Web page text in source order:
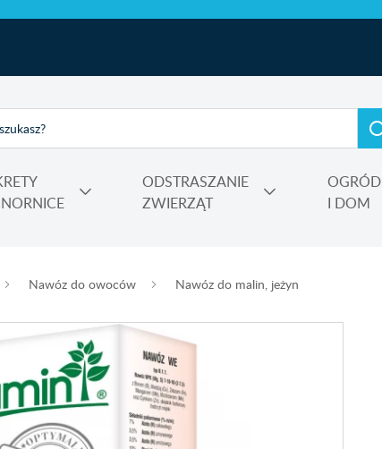
ODSTRASZANIE
ZWIERZĄT
OGRÓD
I DOM
Nawóz do owoców Nawóz do malin, jeżyn